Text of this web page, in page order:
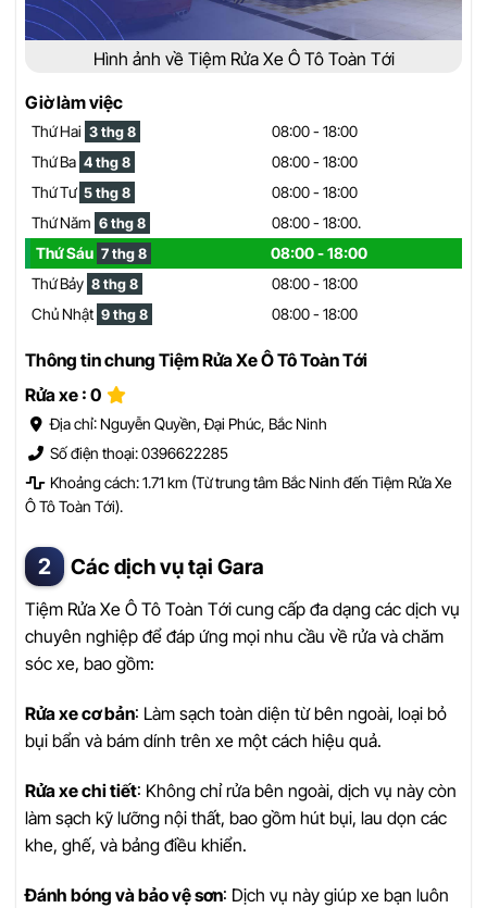
Hình ảnh về Tiệm Rửa Xe Ô Tô Toàn Tới
Giờ làm việc
Thứ Hai 3 thg 8
08:00 - 18:00
Thứ Ba 4 thg 8
08:00 - 18:00
Thứ Tư 5 thg 8
08:00 - 18:00
Thứ Năm 6 thg 8
08:00 - 18:00.
Thứ Sáu 7 thg 8
08:00 - 18:00
Thứ Bảy 8 thg 8
08:00 - 18:00
Chủ Nhật 9 thg 8 08:00 - 18:00
Thông tin chung Tiệm Rửa Xe Ô Tô Toàn Tới
Rửa xe : 0
Địa chỉ: Nguyễn Quyền, Đại Phúc, Bắc Ninh
Số điện thoại: 0396622285
Khoảng cách: 1.71 km (Từ trung tâm Bắc Ninh đến Tiệm Rửa Xe
Ô Tô Toàn Tới).
Các dịch vụ tại Gara
Tiệm Rửa Xe Ô Tô Toàn Tới cung cấp đa dạng các dịch vụ
chuyên nghiệp để đáp ứng mọi nhu cầu về rửa và chăm
sóc xe, bao gồm:
Rửa xe cơ bản: Làm sạch toàn diện từ bên ngoài, loại bỏ
bụi bẩn và bám dính trên xe một cách hiệu quả.
Rửa xe chi tiết: Không chỉ rửa bên ngoài, dịch vụ này còn
làm sạch kỹ lưỡng nội thất, bao gồm hút bụi, lau dọn các
khe, ghế, và bảng điều khiển.
Đánh bóng và bảo vệ sơn: Dịch vụ này giúp xe bạn luôn